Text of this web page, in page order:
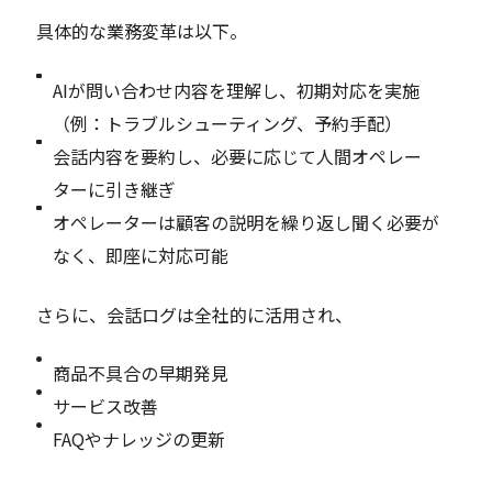
具体的な業務変革は以下。
AIが問い合わせ内容を理解し、初期対応を実施
（例：トラブルシューティング、予約手配）
会話内容を要約し、必要に応じて人間オペレー
ターに引き継ぎ
オペレーターは顧客の説明を繰り返し聞く必要が
なく、即座に対応可能
さらに、会話ログは全社的に活用され、
商品不具合の早期発見
サービス改善
FAQやナレッジの更新